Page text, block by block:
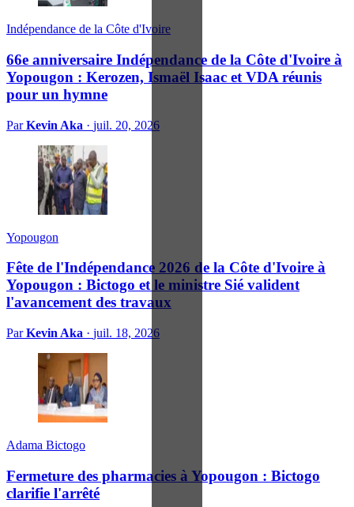
Indépendance de la Côte d'Ivoire
66e anniversaire Indépendance de la Côte d'Ivoire à
Yopougon : Kerozen, Ismaël Isaac et VDA réunis
pour un hymne
ParKevin Aka · juil. 20, 2026
Yopougon
Fête de l'Indépendance 2026 de la Côte d'Ivoire à
Yopougon : Bictogo et le ministre Sié valident
l'avancement des travaux
ParKevin Aka · juil. 18, 2026
Adama Bictogo
Fermeture des pharmacies à Yopougon : Bictogo
clarifie l'arrêté